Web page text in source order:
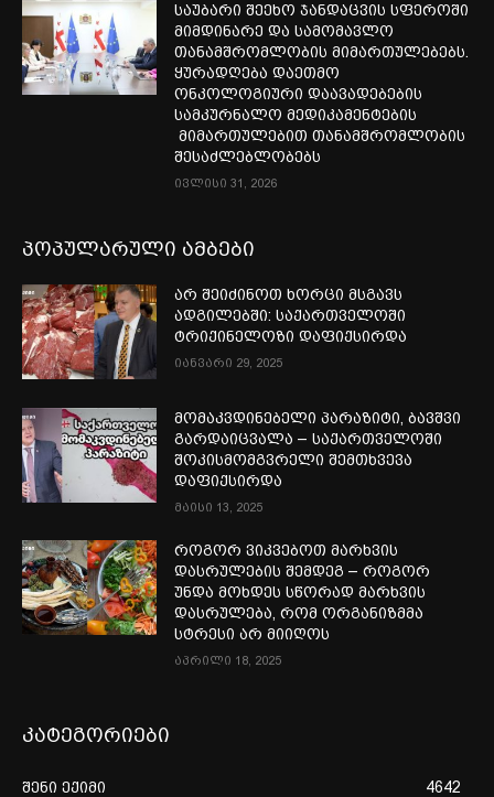
საუბარი შეეხო ჯანდაცვის სფეროში
მიმდინარე და სამომავლო
თანამშრომლობის მიმართულებებს.
ყურადღება დაეთმო
ონკოლოგიური დაავადებების
სამკურნალო მედიკამენტების
მიმართულებით თანამშრომლობის
შესაძლებლობებს
ივლისი 31, 2026
პოპულარული ამბები
არ შეიძინოთ ხორცი მსგავს
ადგილებში: საქართველოში
ტრიქინელოზი დაფიქსირდა
იანვარი 29, 2025
მომაკვდინებელი პარაზიტი, ბავშვი
გარდაიცვალა – საქართველოში
შოკისმომგვრელი შემთხვევა
დაფიქსირდა
მაისი 13, 2025
როგორ ვიკვებოთ მარხვის
დასრულების შემდეგ – როგორ
უნდა მოხდეს სწორად მარხვის
დასრულება, რომ ორგანიზმმა
სტრესი არ მიიღოს
აპრილი 18, 2025
კატეგორიები
შენი ექიმი
4642